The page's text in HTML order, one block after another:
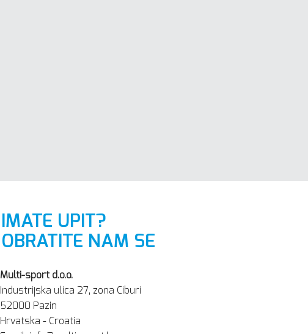
IMATE UPIT?
OBRATITE NAM SE
Multi-sport d.o.o.
Industrijska ulica 27, zona Ciburi
52000 Pazin
Hrvatska - Croatia